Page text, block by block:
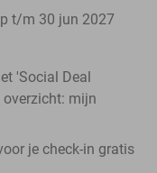
t/m 30 jun 2027
'Social Deal
overzicht: mijn
je check-in gratis